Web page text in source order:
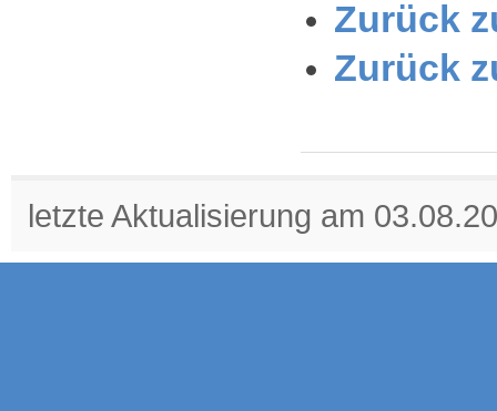
Zurück
Zurück
letzte Aktualisierung am